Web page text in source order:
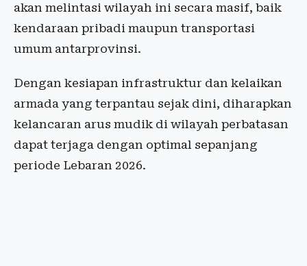
akan melintasi wilayah ini secara masif, baik
kendaraan pribadi maupun transportasi
umum antarprovinsi.
Dengan kesiapan infrastruktur dan kelaikan
armada yang terpantau sejak dini, diharapkan
kelancaran arus mudik di wilayah perbatasan
dapat terjaga dengan optimal sepanjang
periode Lebaran 2026.